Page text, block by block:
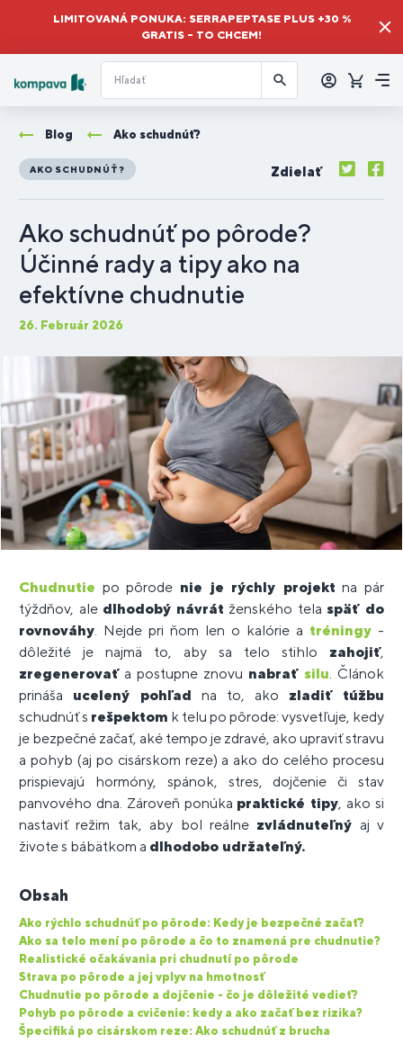
LIMITOVANÁ PONUKA: SERRAPEPTASE PLUS +30 %
GRATIS – TO CHCEM!
sa
Košík
Blog Ako schudnúť?
AKO SCHUDNÚŤ? Zdielať
Ako schudnúť po pôrode?
Účinné rady a tipy ako na
efektívne chudnutie
26. Február 2026
Chudnutie po pôrode nie je rýchly projekt na pár
týždňov, ale dlhodobý návrát ženského telaspäť do
rovnováhy Nejde pri ňom len o kalórie a tréningy -
dôležité je najmä to, aby sa telo stihlo zahojiť,
zregenerovaťa postupne znovu nabrať silu Článok
prináša ucelený pohľad na to, ako zladiť túžbu
schudnúť s rešpektom k telu po pôrode: vysvetľuje, kedy
je bezpečné začať, aké tempo je zdravé, ako upraviť stravu
a pohyb (aj po cisárskom reze) a ako do celého procesu
prispievajú hormóny, spánok, stres, dojčenie či stav
panvového dna. Zároveň ponúka praktické tipy, ako si
nastaviť režim tak, aby bol reálne zvládnuteľný aj v
živote s bábätkom a dlhodobo udržateľný.
Obsah
Ako rýchlo schudnúť po pôrode: Kedy je bezpečné začať?
Ako sa telo mení po pôrode a čo to znamená pre chudnutie?
Realistické očakávania pri chudnutí po pôrode
Strava po pôrode a jej vplyv na hmotnosť
Chudnutie po pôrode a dojčenie - čo je dôležité vedieť?
Pohyb po pôrode a cvičenie: kedy a ako začať bez rizika?
Špecifiká po cisárskom reze: Ako schudnúť z brucha